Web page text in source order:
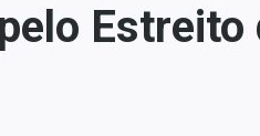
Estreito